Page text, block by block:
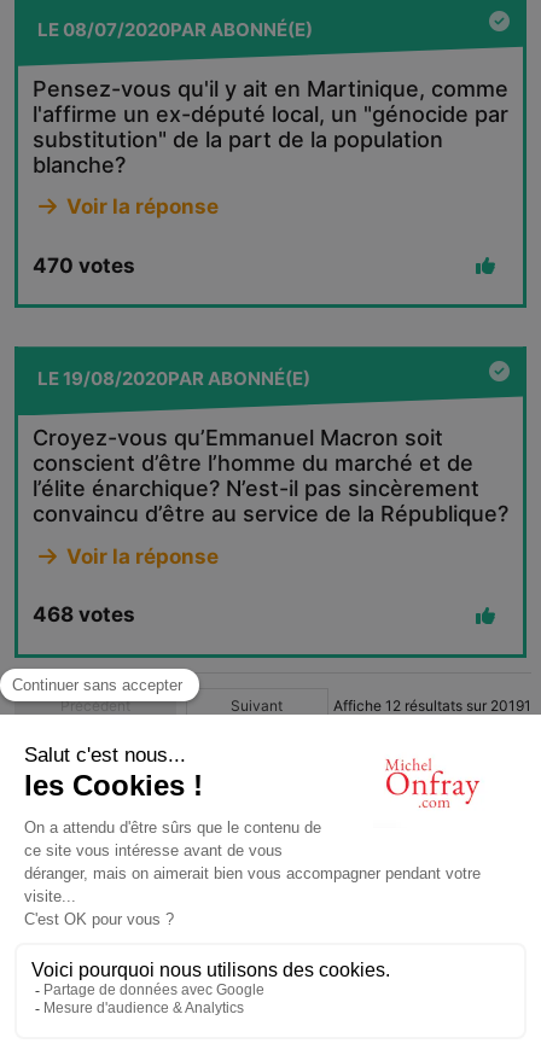
LE08/07/2020PAR ABONNÉ(E)
Pensez-vous qu'il y ait en Martinique, comme
l'affirme un ex-député local, un "génocide par
substitution" de la part de la population
blanche?
Voir la réponse
470 votes
LE19/08/2020PARABONNÉ(E)
Croyez-vous qu’Emmanuel Macron soit
conscient d’être l’homme du marché et de
l’élite énarchique? N’est-il pas sincèrement
convaincu d’être au service de la République?
Voir la réponse
468 votes
Précédent Suivant Affiche 12 résultats sur 20191
1
© Michel Onfray 2016
Conception, réalisation: Magasin Numérique
contact@michelonfray.com
Partenaires